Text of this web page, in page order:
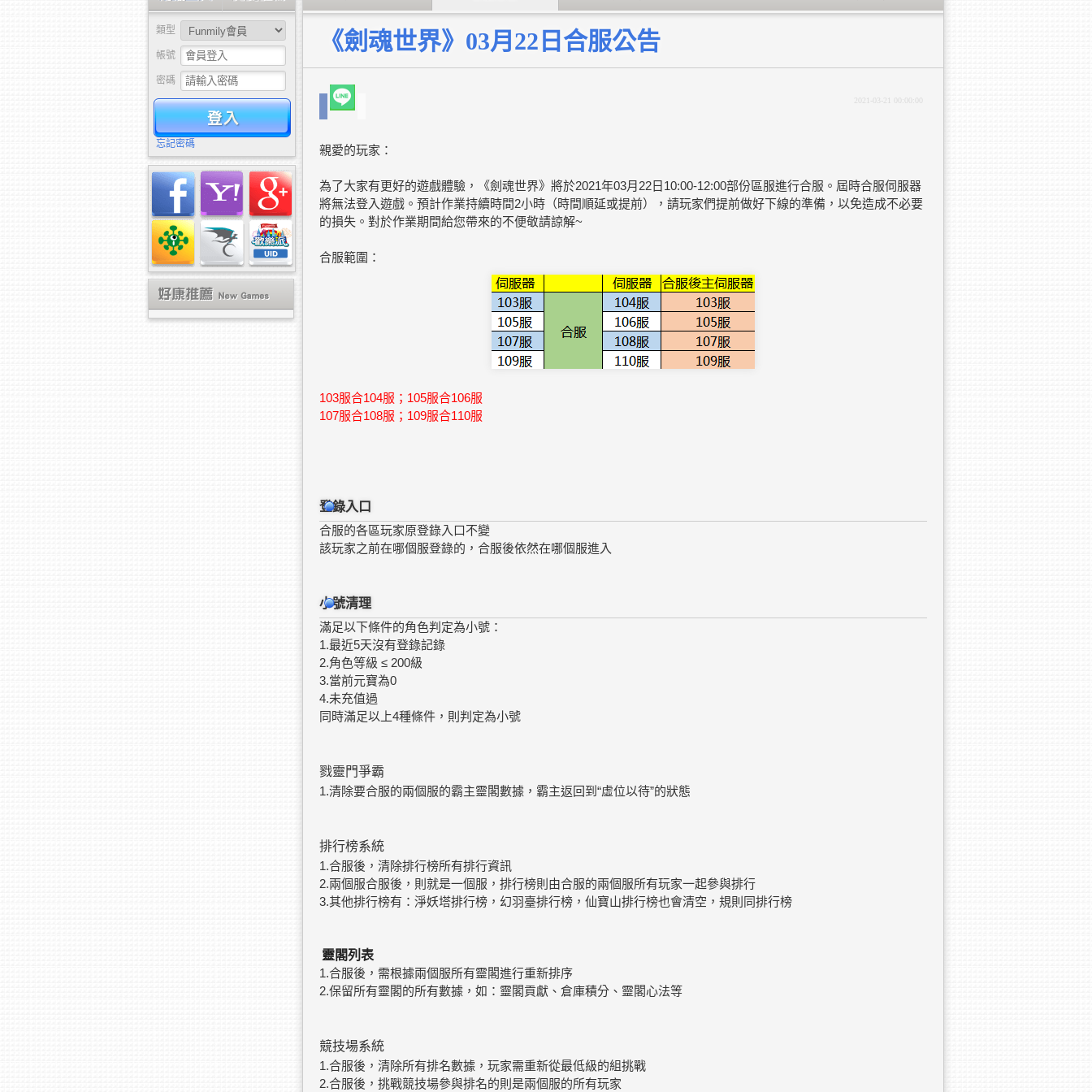
類型
帳號
密碼
驗證
忘記密碼
《劍魂世界》03月22日合服公告
2021-03-21 00:00:00
親愛的玩家：
為了大家有更好的遊戲體驗，《劍魂世界》將於2021年03月22日10:00-12:00部份區服進行合服。 屆時合服伺服器
將無法登入遊戲。 預計作業持續時間2小時（時間順延或提前），請玩家們提前做好下線的準備，以免造成不必要
的損失。 對於作業期間給您帶來的不便敬請諒解~
合服範圍：
103服合104服；105服合106服
107服合108服；109服合110服
登錄入口
合服的各區玩家原登錄入口不變
該玩家之前在哪個服登錄的，合服後依然在哪個服進入
小號清理
滿足以下條件的角色判定為小號：
1.最近5天沒有登錄記錄
2.角色等級 ≤ 200級
3.當前元寶為0
4.未充值過
同時滿足以上4種條件，則判定為小號
戮靈門爭霸
1.清除要合服的兩個服的霸主靈閣數據，霸主返回到“虛位以待”的狀態
排行榜系統
1.合服後，清除排行榜所有排行資訊
2.兩個服合服後，則就是一個服，排行榜則由合服的兩個服所有玩家一起參與排行
3.其他排行榜有：淨妖塔排行榜，幻羽臺排行榜，仙寶山排行榜也會清空，規則同排行榜
靈閣列表
1.合服後，需根據兩個服所有靈閣進行重新排序
2.保留所有靈閣的所有數據，如：靈閣貢獻、倉庫積分、靈閣心法等
競技場系統
1.合服後，清除所有排名數據，玩家需重新從最低級的組挑戰
2.合服後，挑戰競技場參與排名的則是兩個服的所有玩家